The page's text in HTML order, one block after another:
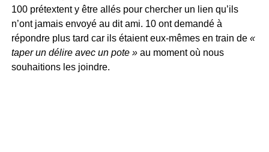
100 prétextent y être allés pour chercher un lien qu’ils
n’ont jamais envoyé au dit ami. 10 ont demandé à
répondre plus tard car ils étaient eux-mêmes en train de «
taper un délire avec un pote »au moment où nous
souhaitions les joindre.